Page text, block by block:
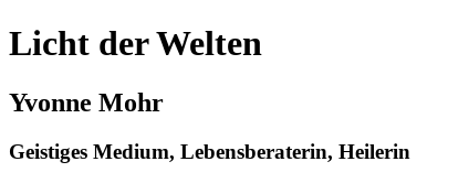
Licht der Welten
Yvonne Mohr
Geistiges Medium, Lebensberaterin, Heilerin